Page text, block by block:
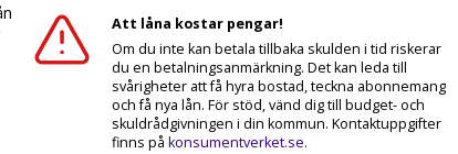
Att låna kostar pengar!
Om du inte kan betala tillbaka skulden i tid riskerar
du en betalningsanmärkning. Det kan leda till
svårigheter att få hyra bostad, teckna abonnemang
och få nya lån. För stöd, vänd dig till budget- och
skuldrådgivningen i din kommun. Kontaktuppgifter
finns på konsumentverket.se.